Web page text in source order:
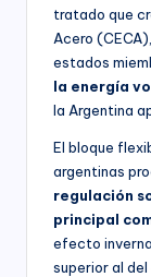
tratado que
Acero
estados
la energía
la Argentina
El bloque
argentinas
regulación
principal
efecto
superior al del